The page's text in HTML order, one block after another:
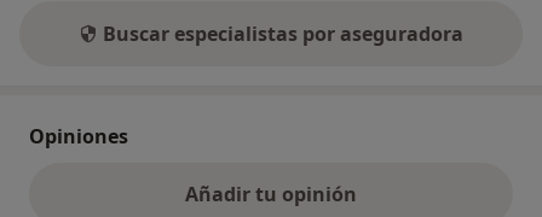
Buscar especialistas por aseguradora
Opiniones
Añadir tu opinión